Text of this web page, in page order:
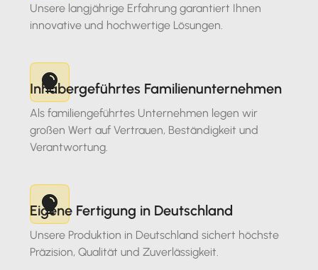
Unsere langjährige Erfahrung garantiert Ihnen
innovative und hochwertige Lösungen.
Inhabergeführtes Familienunternehmen
Als familiengeführtes Unternehmen legen wir
großen Wert auf Vertrauen, Beständigkeit und
Verantwortung.
Eigene Fertigung in Deutschland
Unsere Produktion in Deutschland sichert höchste
Präzision, Qualität und Zuverlässigkeit.